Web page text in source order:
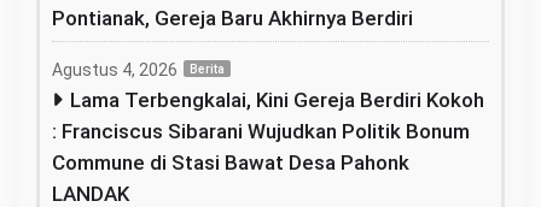
Pontianak, Gereja Baru Akhirnya Berdiri
Agustus 4, 2026 Berita
Lama Terbengkalai, Kini Gereja Berdiri Kokoh
: Franciscus Sibarani Wujudkan Politik Bonum
Commune di Stasi Bawat Desa Pahonk
LANDAK